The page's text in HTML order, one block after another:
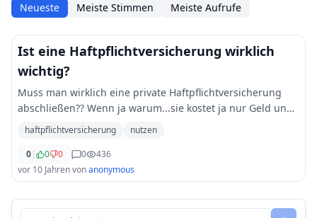
Neueste Meiste Stimmen Meiste Aufrufe
Ist eine Haftpflichtversicherung wirklich
wichtig?
Muss man wirklich eine private Haftpflichtversicherung
abschließen?? Wenn ja warum...sie kostet ja nur Geld und
bringt mir nichts
haftpflichtversicherung
nutzen
0| 0 0 0
436
vor 10 Jahrenvonanonymous